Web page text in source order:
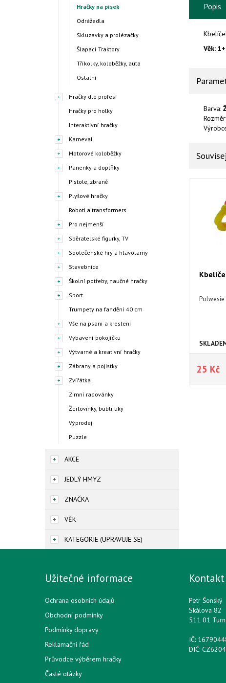
Hračky na písek
Odrážedla
Skluzavky a prolézačky
Šlapací Traktory
Tříkolky, koloběžky, auta
Ostatní
Hračky dle profesí
Hračky pro holky
Interaktivní hračky
Karneval
Motorové koloběžky
Panenky a doplňky
Pistole, zbraně
Plyšové hračky
Roboti a transformers
Pro nejmenší
Sběratelské figurky, TV
Společenské hry a hlavolamy
Stavebnice
Školní potřeby, naučné hračky
Sport
Trumpety na fandění 40 cm
Vše na psaní a kreslení
Vybavení pokojíčku
Výtvarné a kreativní hračky
Zábrany a pojistky
Zvířátka
Zimní radovánky
Žertovinky, bublifuky
Výprodej
Puzzle
AKCE
JEDLÝ HMYZ
ZNAČKA
VĚK
KATEGORIE (UPRAVUJE SE)
Popis
Věk: 1+
Barva:
Polwesie
25 Kč
Užitečné informace
Ochrana osobních údajů
Obchodní podmínky
Podmínky dopravy
Reklamační řád
Průvodce výběrem hračky
Časté otázky
Kontakt
Petr Šonský
Skálova 82
511 01
IČ:
DIČ: